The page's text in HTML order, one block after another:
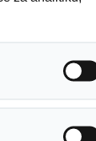
Ostalo